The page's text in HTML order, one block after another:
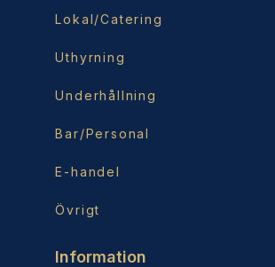
Lokal/Catering
Uthyrning
Underhållning
Bar/Personal
E-handel
Övrigt
Information